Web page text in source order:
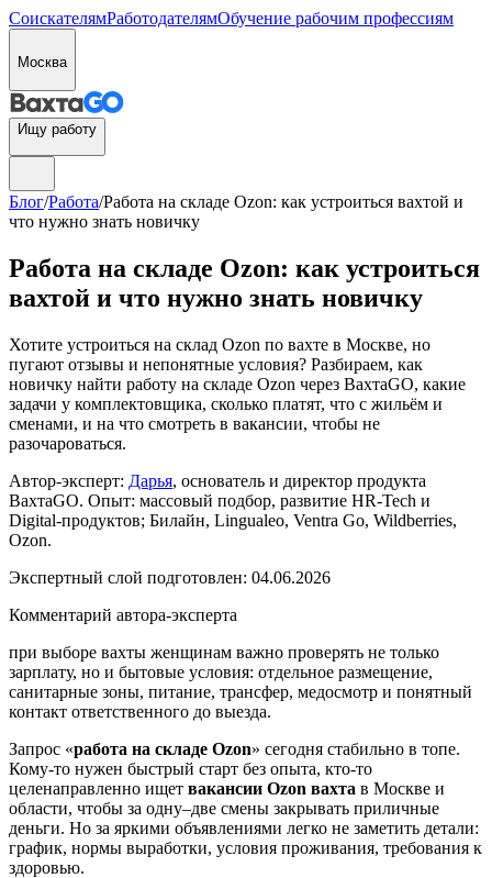
СоискателямРаботодателямОбучение рабочим профессиям
Москва
Ищу работу
Блог/Работа/Работа на складе Ozon: как устроиться вахтой и
что нужно знать новичку
Работа на складе Ozon: как устроиться
вахтой и что нужно знать новичку
Хотите устроиться на склад Ozon по вахте в Москве, но
пугают отзывы и непонятные условия? Разбираем, как
новичку найти работу на складе Ozon через ВахтаGO, какие
задачи у комплектовщика, сколько платят, что с жильём и
сменами, и на что смотреть в вакансии, чтобы не
разочароваться.
Автор-эксперт: Дарья, основатель и директор продукта
ВахтаGO. Опыт: массовый подбор, развитие HR-Tech и
Digital-продуктов; Билайн, Lingualeo, Ventra Go, Wildberries,
Ozon.
Экспертный слой подготовлен: 04.06.2026
Комментарий автора-эксперта
при выборе вахты женщинам важно проверять не только
зарплату, но и бытовые условия: отдельное размещение,
санитарные зоны, питание, трансфер, медосмотр и понятный
контакт ответственного до выезда.
Запрос «работа на складе Ozon» сегодня стабильно в топе.
Кому-то нужен быстрый старт без опыта, кто-то
целенаправленно ищет вакансии Ozon вахта в Москве и
области, чтобы за одну–две смены закрывать приличные
деньги. Но за яркими объявлениями легко не заметить детали:
график, нормы выработки, условия проживания, требования к
здоровью.